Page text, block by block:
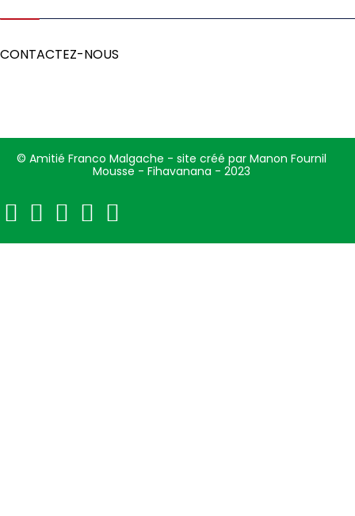
CONTACTEZ-NOUS
© Amitié Franco Malgache - site créé par Manon Fournil
Mousse - Fihavanana - 2023